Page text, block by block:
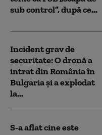
sub control”, după ce...
Incident grav de
securitate: O dronă a
intrat din România în
Bulgaria şi a explodat
la...
S-a aflat cine este